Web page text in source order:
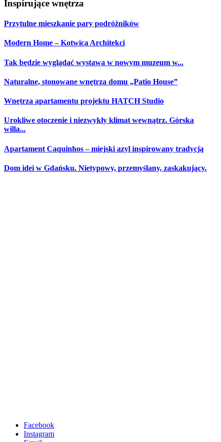
Inspirujące wnętrza
Przytulne mieszkanie pary podróżników
Modern Home – Kotwica Architekci
Tak będzie wyglądać wystawa w nowym muzeum w...
Naturalne, stonowane wnętrza domu „Patio House”
Wnętrza apartamentu projektu HATCH Studio
Urokliwe otoczenie i niezwykły klimat wewnątrz. Górska
willa...
Apartament Caquinhos – miejski azyl inspirowany tradycją
Dom idei w Gdańsku. Nietypowy, przemyślany, zaskakujący.
Facebook
Instagram